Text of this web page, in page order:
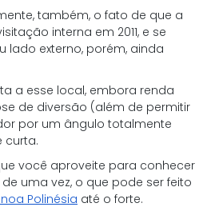
também, o fato de que a
interna em 2011, e se
lado externo, porém, ainda
a esse local, embora renda
de diversão (além de permitir
por um ângulo totalmente
curta.
você aproveite para conhecer
uma vez, o que pode ser feito
Polinésia até o forte.